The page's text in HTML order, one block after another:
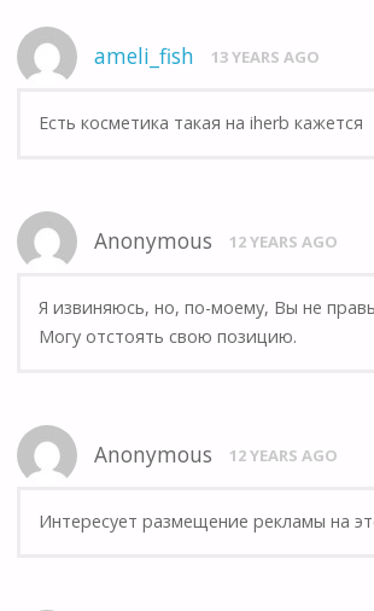
ameli_fish 13 YEARS AGO
Есть косметика такая на iherb кажется
Anonymous 12 YEARS AGO
Я извиняюсь, но, по-моему, Вы не
Могу отстоять свою позицию.
Anonymous 12 YEARS AGO
Интересует размещение рекламы на